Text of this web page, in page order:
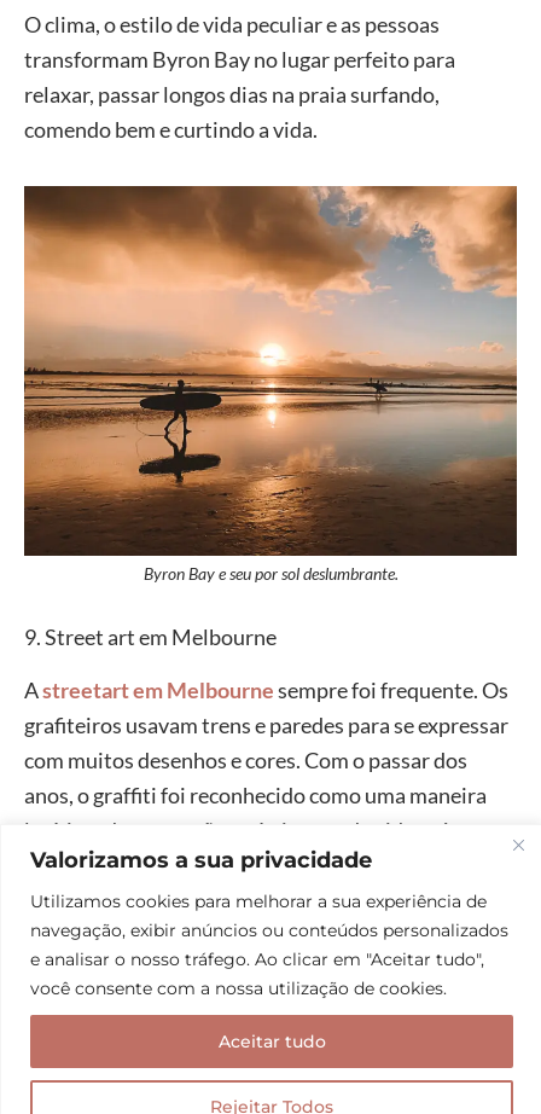
Valorizamos a sua privacidade
Utilizamos cookies para melhorar a sua experiência de
navegação, exibir anúncios ou conteúdos personalizados
e analisar o nosso tráfego. Ao clicar em "Aceitar tudo",
você consente com a nossa utilização de cookies.
Rejeitar Todos
Aceitar tudo
O clima, o estilo de vida peculiar e as pessoas
transformam Byron Bay no lugar perfeito para
relaxar, passar longos dias na praia surfando,
comendo bem e curtindo a vida.
Byron Bay e seu por sol deslumbrante.
9. Street art em Melbourne
Astreetart em Melbournesempre foi frequente. Os
grafiteiros usavam trens e paredes para se expressar
com muitos desenhos e cores. Com o passar dos
anos, o graffiti foi reconhecido como uma maneira
legítima de expressão artística, tendo sido até
parcialmente legalizado na cidade.
Com isso, Melbourne determinou zonas da cidade
onde o graffiti é permitido (as chamadaslanes),
tornando-as praticamente um museu a céu aberto.
Se você procura por lugares para conhecer na
Austrália fora do óbvio, visitar essas lanes é